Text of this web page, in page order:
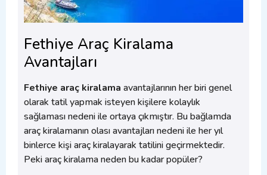
Fethiye Araç Kiralama
Avantajları
Fethiye araç kiralama avantajlarının her biri genel
olarak tatil yapmak isteyen kişilere kolaylık
sağlaması nedeni ile ortaya çıkmıştır. Bu bağlamda
araç kiralamanın olası avantajları nedeni ile her yıl
binlerce kişi araç kiralayarak tatilini geçirmektedir.
Peki araç kiralama neden bu kadar popüler?